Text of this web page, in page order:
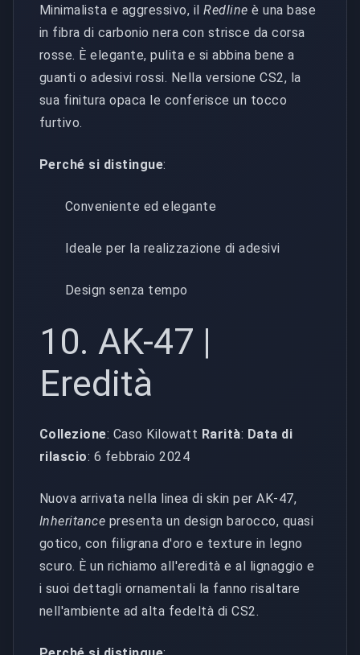
Minimalista e aggressivo, ilRedline è una base
in fibra di carbonio nera con strisce da corsa
rosse. È elegante, pulita e si abbina bene a
guanti o adesivi rossi. Nella versione CS2, la
sua finitura opaca le conferisce un tocco
furtivo.
Perché si distingue:
Conveniente ed elegante
Ideale per la realizzazione di adesivi
Design senza tempo
10. AK-47 |
Eredità
Collezione: Caso Kilowatt Rarità: Data di
rilascio: 6 febbraio 2024
Nuova arrivata nella linea di skin per AK-47,
Inheritance presenta un design barocco, quasi
gotico, con filigrana d'oro e texture in legno
scuro. È un richiamo all'eredità e al lignaggio e
i suoi dettagli ornamentali la fanno risaltare
nell'ambiente ad alta fedeltà di CS2.